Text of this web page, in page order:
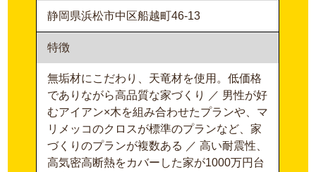
静岡県浜松市中区船越町46-13
特徴
無垢材にこだわり、天竜材を使用。低価格
でありながら高品質な家づくり ／ 男性が好
むアイアン×木を組み合わせたプランや、マ
リメッコのクロスが標準のプランなど、家
づくりのプランが複数ある ／ 高い耐震性、
高気密高断熱をカバーした家が1000万円台